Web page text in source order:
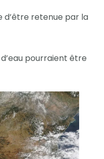
d’être retenue par la
pourraient être